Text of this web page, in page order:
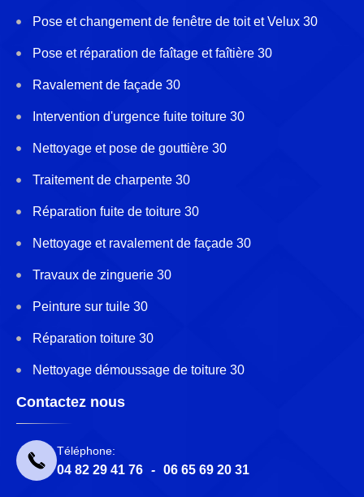
Pose et changement de fenêtre de toit et Velux 30
Pose et réparation de faîtage et faîtière 30
Ravalement de façade 30
Intervention d'urgence fuite toiture 30
Nettoyage et pose de gouttière 30
Traitement de charpente 30
Réparation fuite de toiture 30
Nettoyage et ravalement de façade 30
Travaux de zinguerie 30
Peinture sur tuile 30
Réparation toiture 30
Nettoyage démoussage de toiture 30
Contactez nous
Téléphone:
04 82 29 41 76 - 06 65 69 20 31